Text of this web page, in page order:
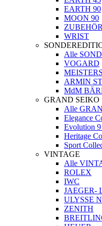
EARTH 90
MOON 90
ZUBEHÖR
WRIST
Alle
VOGARD
ARMIN
MdM
GRAND SEIKO
Alle
Elegance
Evolution
Heritage
Sport
VINTAGE
Alle
ROLEX
IWC
JAEGER-
ULYSSE
ZENITH